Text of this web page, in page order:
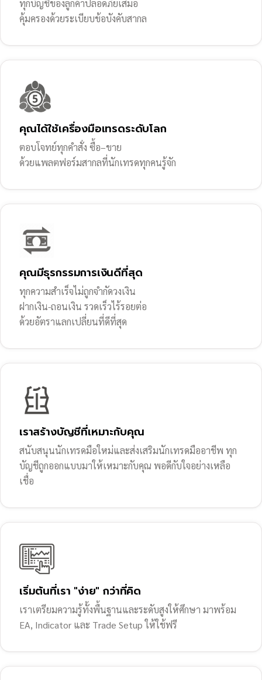
ทุกบัญชีของลูกค้าปลอดภัยเสมอ
คุ้มครองด้วยระเบียบข้อบังคับสากล
คุณได้ใช้เครื่องมือเทรดระดับโลก
ตอบโจทย์ทุกคำสั่ง ซื้อ–ขาย
ด้วยแพลตฟอร์มสากลที่นักเทรดทุกคนรู้จัก
คุณมีธุรกรรมการเงินดีที่สุด
ทุกความสำเร็จไม่ถูกจำกัดวงเงิน
ฝากเงิน-ถอนเงิน รวดเร็วไร้รอยต่อ
ด้วยอัตราแลกเปลี่ยนที่ดีที่สุด
เราสร้างบัญชีที่เหมาะกับคุณ
สนับสนุนนักเทรดมือใหม่และส่งเสริมนักเทรดมืออาชีพ ทุก
บัญชีถูกออกแบบมาให้เหมาะกับคุณ พอดีกับใจอย่างเหลือ
เชื่อ
เริ่มต้นที่เรา "ง่าย" กว่าที่คิด
เราเตรียมความรู้ทั้งพื้นฐานและระดับสูงให้ศึกษา มาพร้อม
EA, Indicator และ Trade Setup ให้ใช้ฟรี